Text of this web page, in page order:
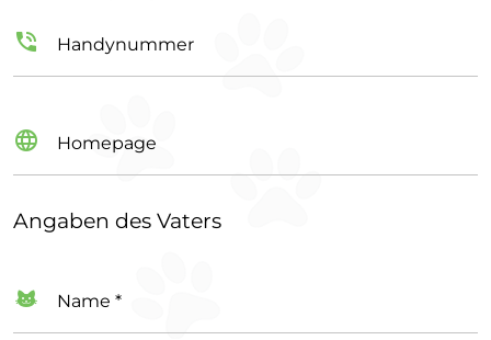
Handynummer
Homepage
Angaben des Vaters
Name *